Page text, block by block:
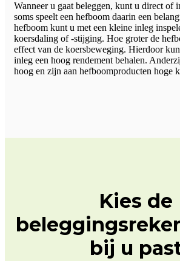
Wanneer u gaat beleggen, kunt u direct of
soms speelt een hefboom daarin een
hefboom kunt u met een kleine inleg
koersdaling of -stijging. Hoe groter de
effect van de koersbeweging. Hierdoor
inleg een hoog rendement behalen.
hoog en zijn aan hefboomproducten hoge
Kies de
bij u